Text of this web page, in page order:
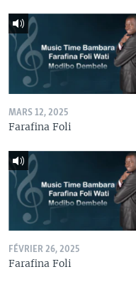
MARS 12, 2025
Farafina Foli
FÉVRIER 26, 2025
Farafina Foli